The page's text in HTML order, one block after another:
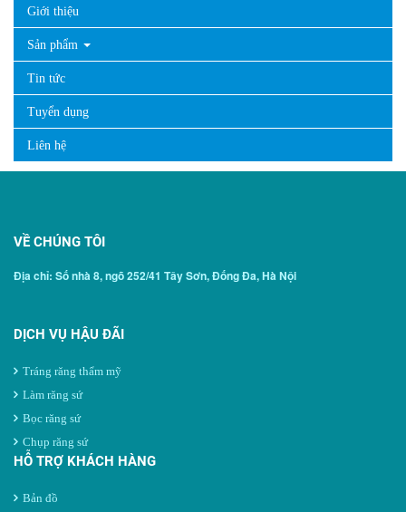
Giới thiệu
Sản phẩm
Tin tức
Tuyển dụng
Liên hệ
VỀ CHÚNG TÔI
Địa chỉ: Số nhà 8, ngõ 252/41 Tây Sơn, Đống Đa, Hà Nội
DỊCH VỤ HẬU ĐÃI
Tráng răng thẩm mỹ
Làm răng sứ
Bọc răng sứ
Chụp răng sứ
HỖ TRỢ KHÁCH HÀNG
Bản đồ